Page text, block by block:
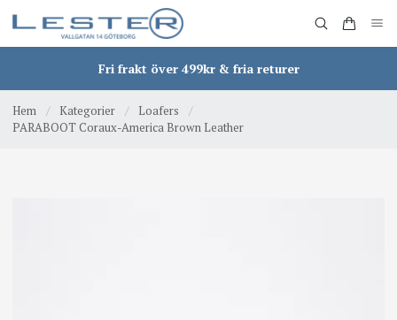
Fri frakt över 499kr & fria returer
Hem / Kategorier / Loafers
/
PARABOOT Coraux-America Brown Leather